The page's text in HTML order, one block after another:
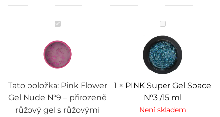
Pink
Flower
Nude
№9
–
přirozeně
gel
s
růžovými
sušenými
Tato položka: Pink Flower
Gel Nude №9 – přirozeně
růžový gel s růžovými
PINK
Super
Gel
Space
№3
/15
ml
1 × PINK Super Gel Space
№3 /15 ml
Není skladem